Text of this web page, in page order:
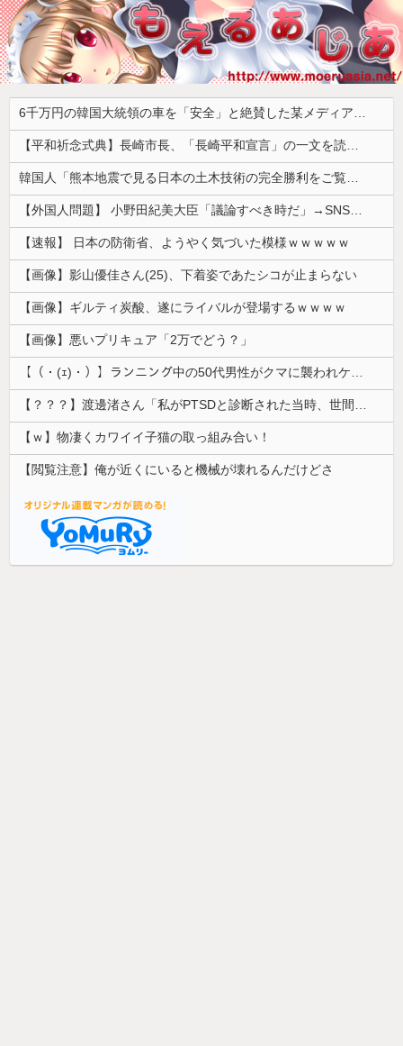
6千万円の韓国大統領の車を「安全」と絶賛した某メディア、高市首相の3千万円の車に対しては……
【平和祈念式典】長崎市長、「長崎平和宣言」の一文を読み飛ばす 「NPTの義務を履行し、核軍縮に向け着実に前進することを求めます」
韓国人「熊本地震で見る日本の土木技術の完全勝利をご覧ください」→「これはすごいわ」「こういうのを見ると日本人は何か適当に作る感じがしない・・・」...
【外国人問題】 小野田紀美大臣「議論すべき時だ」→SNS「まだ議論もしてなかったんだ...」→小野田大臣「これが進歩状況です」めちゃくちゃ仕事して...
【速報】 日本の防衛省、ようやく気づいた模様ｗｗｗｗｗ
【画像】影山優佳さん(25)、下着姿であたシコが止まらない
【画像】ギルティ炭酸、遂にライバルが登場するｗｗｗｗ
【画像】悪いプリキュア「2万でどう？」
【（・(ｪ)・）】ランニング中の50代男性がクマに襲われケガ 体長約1.3メートルのツキノワグマに腕や足をかまれる 岐阜・高山市
【？？？】渡邊渚さん「私がPTSDと診断された当時、世間はまだPTSDという言葉は浸透されていませんでした」
【ｗ】物凄くカワイイ子猫の取っ組み合い！
【閲覧注意】俺が近くにいると機械が壊れるんだけどさ